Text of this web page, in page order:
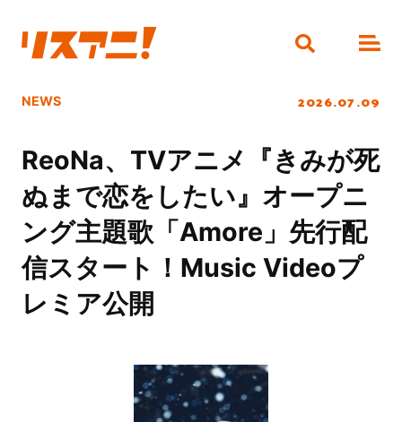
NEWS 2026.07.09
ReoNa、TVアニメ『きみが死
ぬまで恋をしたい』オープニ
ング主題歌「Amore」先行配
信スタート！Music Videoプ
レミア公開